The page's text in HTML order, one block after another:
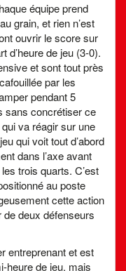
équipe prend
grain, et rien n’est
ouvrir le score sur
d’heure de jeu (3-0).
et sont tout près
par les
pendant 5
sans concrétiser ce
va réagir sur une
qui voit tout d’abord
dans l’axe avant
trois quarts. C’est
au poste
cette action
de deux défenseurs
entreprenant et est
heure de jeu, mais